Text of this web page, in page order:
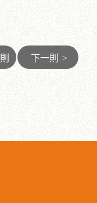
下一則 >